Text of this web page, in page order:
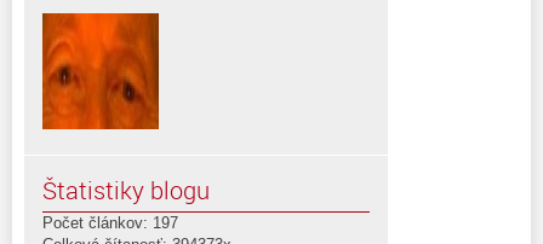
Štatistiky blogu
Počet článkov: 197